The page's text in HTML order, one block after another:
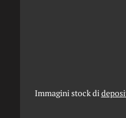
Immagini stock di